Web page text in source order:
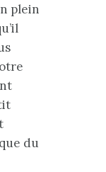
plein
du